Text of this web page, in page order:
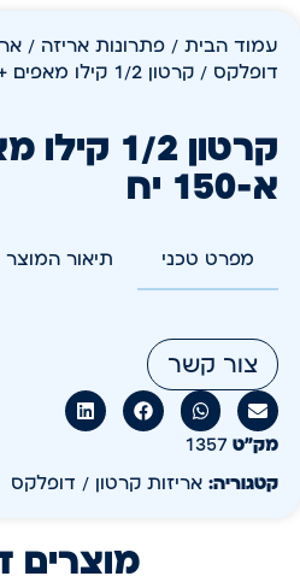
עמוד הבית / פתרונות אריזה /
דופלקס / קרטון 1/2 קילו מאפים +מכסה א-150 יח
קרטון 1/
א-150 יח
מפרט טכני תיאור המוצר
צור קשר
מק״ט 1357
קטגוריה: אריזות קרטון / דופלקס
מוצרים